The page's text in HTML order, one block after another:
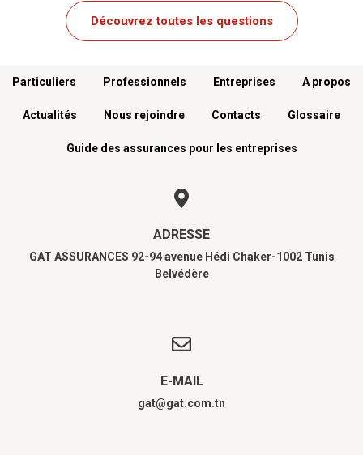
Découvrez toutes les questions
Menu footer
Particuliers Professionnels Entreprises A propos
Actualités Nous rejoindre Contacts Glossaire
Guide des assurances pour les entreprises
ADRESSE
GAT ASSURANCES 92-94 avenue Hédi Chaker-1002 Tunis
Belvédère
E-MAIL
gat@gat.com.tn